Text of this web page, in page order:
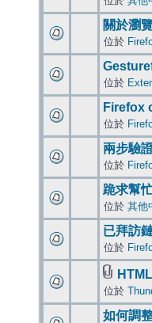
關於瀏
位於
位於
Firefox
位於
兩步驗
位於
跪求幫
位於 其他
已拜訪
位於
位於
如何調